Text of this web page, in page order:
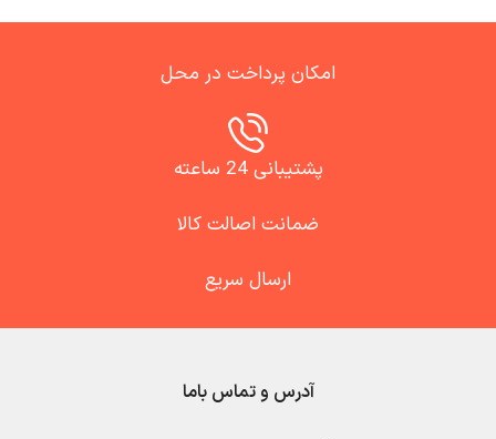
امکان پرداخت در محل
پشتیبانی 24 ساعته
ضمانت اصالت کالا
ارسال سریع
آدرس و تماس باما